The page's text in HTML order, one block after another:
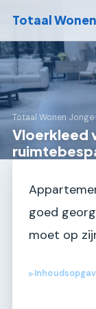
Totaal
Totaal Wonen Jonge›
Vloerkleed
goed
moet op
▶